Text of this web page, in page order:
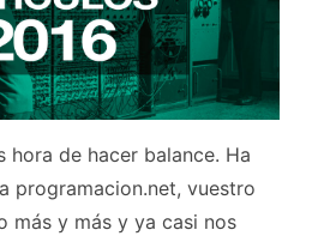
hora de hacer balance. Ha
programacion.net, vuestro
más y más y ya casi nos